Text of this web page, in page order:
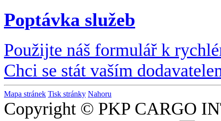
Poptávka služeb
Použijte náš formulář k
Chci se stát vaším
Mapa stránek Tisk stránky Nahoru
Copyright © PKP CARGO